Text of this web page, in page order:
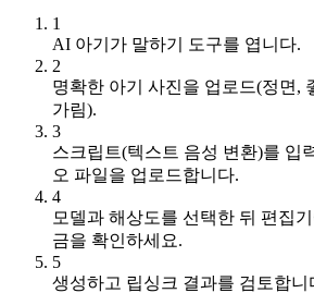
1
AI 아기가 말하기 도구를 엽니다.
2
명확한 아기 사진을 업로드(정면,
가림).
3
스크립트(텍스트 음성 변환)를 입
오 파일을 업로드합니다.
4
모델과 해상도를 선택한 뒤 편집
금을 확인하세요.
5
생성하고 립싱크 결과를 검토합니